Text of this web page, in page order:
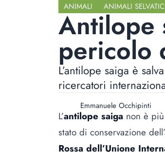
ANIMALI
ANIMALI
Antilope
pericolo
L’antilope saiga è
ricercatori
Emmanuele Occhipinti
L’antilope saiganon è
stato di conservazione
Rossa dell’Unione